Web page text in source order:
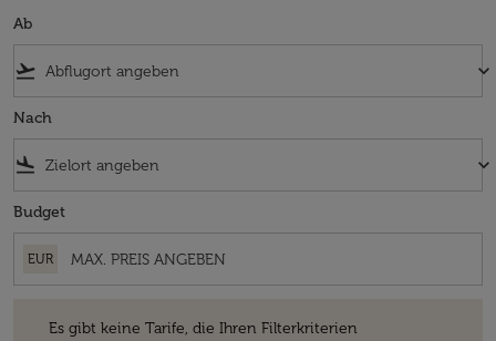
Ab
flight_takeoff keyboard_arrow_down
Nach
flight_land keyboard_arrow_down
Budget
EUR
Es gibt keine Tarife, die Ihren Filterkriterien